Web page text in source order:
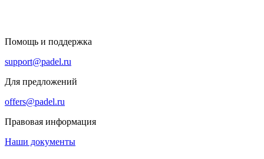
Помощь и поддержка
support@padel.ru
Для предложений
offers@padel.ru
Правовая информация
Наши документы